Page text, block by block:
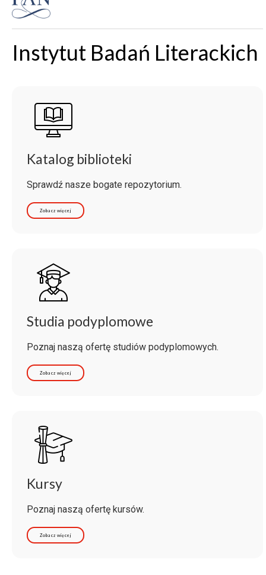
Instytut Badań Literackich
Katalog biblioteki
Sprawdź nasze bogate repozytorium.
Zobacz więcej
Studia podyplomowe
Poznaj naszą ofertę studiów podyplomowych.
Zobacz więcej
Kursy
Poznaj naszą ofertę kursów.
Zobacz więcej